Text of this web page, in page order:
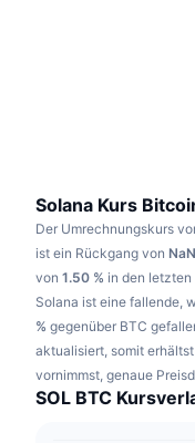
Sport
Finanzen
Technologie
NFT
Technische Analyse
RSI
MACD
Derivate
Forschung/
Videos
Wörterbuch
Kampagnen
Solana Kurs
Der Umrechnungskurs
ist ein Rückgang von
von 1.50 % in den
Solana ist eine fallende,
% gegenüber BTC
aktualisiert, somit
vornimmst, genaue
SOL BTC